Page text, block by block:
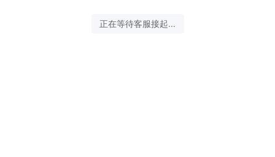
正在等待客服接起...